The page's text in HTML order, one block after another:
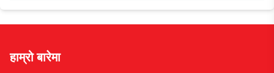
हाम्रो बारेमा